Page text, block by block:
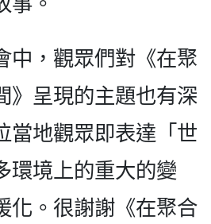
中，觀眾們對《在聚
》呈現的主題也有深
當地觀眾即表達「世
環境上的重大的變
化。很謝謝《在聚合